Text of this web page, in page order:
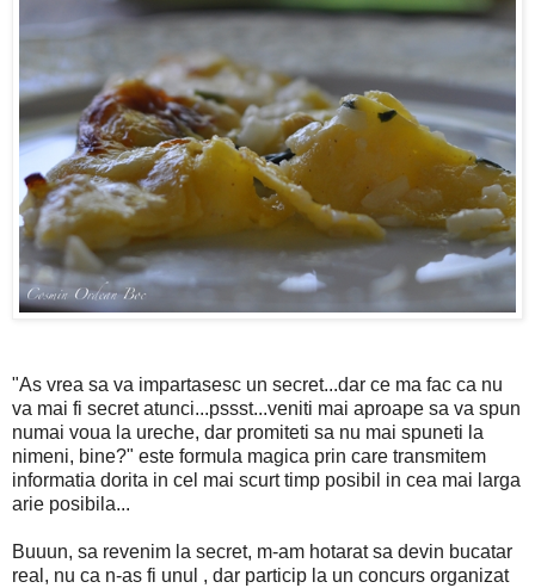
"As vrea sa va impartasesc un secret...dar ce ma fac ca nu
va mai fi secret atunci...pssst...veniti mai aproape sa va spun
numai voua la ureche, dar promiteti sa nu mai spuneti la
nimeni, bine?" este formula magica prin care transmitem
informatia dorita in cel mai scurt timp posibil in cea mai larga
arie posibila...
Buuun, sa revenim la secret, m-am hotarat sa devin bucatar
real, nu ca n-as fi unul , dar particip la un concurs organizat